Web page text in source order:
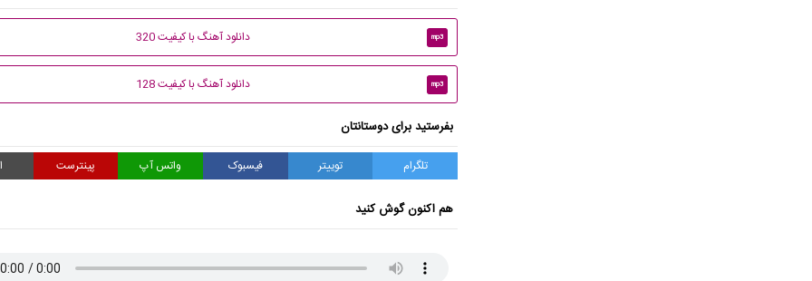
mp3 دانلود آهنگ با کیفیت 320
mp3 دانلود آهنگ با کیفیت 128
بفرستید برای دوستانتان
تلگرام توییتر فیسبوک واتس آپ پینترست
هم اکنون گوش کنید